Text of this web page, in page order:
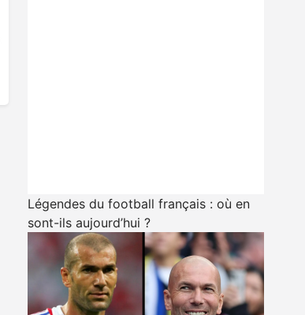
Légendes du football français : où en
sont-ils aujourd’hui ?